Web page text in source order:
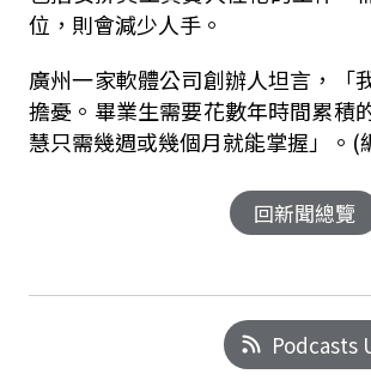
位，則會減少人手。
廣州一家軟體公司創辦人坦言，「
擔憂。畢業生需要花數年時間累積
慧只需幾週或幾個月就能掌握」。(
回新聞總覽
Podcasts